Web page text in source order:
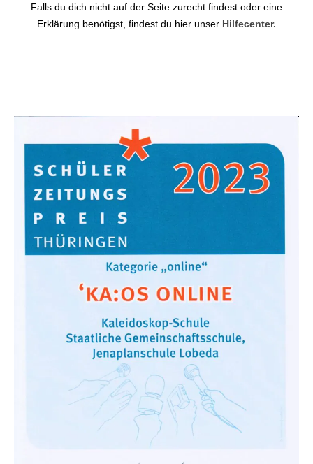
Falls du dich nicht auf der Seite zurecht findest oder eine
Erklärung benötigst, findest du hier unser Hilfecenter.